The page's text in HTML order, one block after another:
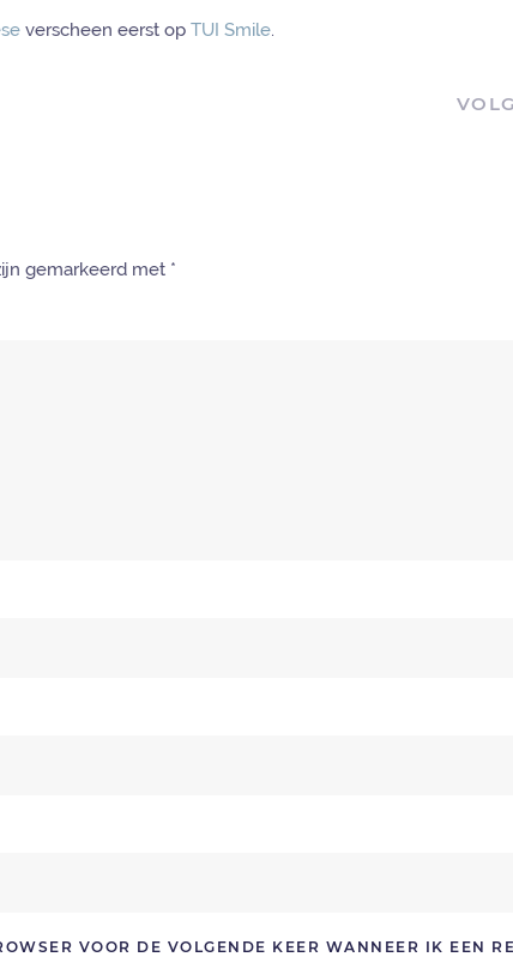
verscheen eerst op TUI Smile.
gemarkeerd met *
VOOR DE VOLGENDE KEER WANNEER IK EEN